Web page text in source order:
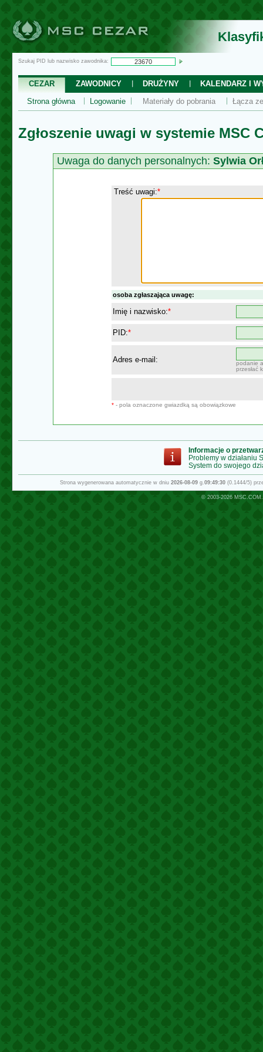
Szukaj PID lub nazwisko zawodnika:
CEZAR ZAWODNICY DRUŻYNY
KALENDARZ I
Strona główna
Logowanie Materiały do pobrania Łącza
Zgłoszenie uwagi w systemie MSC
Uwaga do danych personalnych: Sylwia
Treść uwagi:*
osoba zgłaszająca uwagę:
Imię i nazwisko:*
PID:*
Adres e-mail:
podanie
przesłać
* - pola oznaczone gwiazdką są obowiązkowe
Informacje o
Problemy w działaniu
System do swojego
Strona wygenerowana automatycznie w dniu 2026-08-09g.09:49:30(0.1444/5)
© 2003-2026